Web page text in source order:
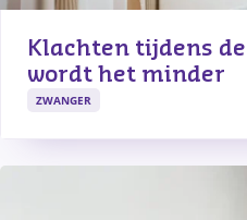
Klachten tijdens
wordt het minder
ZWANGER